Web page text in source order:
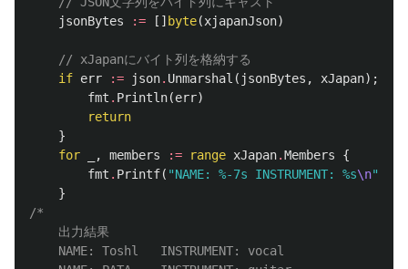
jsonBytes
:= [] byte(xjapanJson)
// xJapanにバイト列を格納する
if err := json. Unmarshal ( jsonBytes , xJapan);
fmt . Println(err)
return
}
for
, members := range xJapan.Members
{
fmt . Printf( "NAME: %-7s INSTRUMENT: %s\n"
}
/*
    NAME: Toshl   INSTRUMENT: vocal